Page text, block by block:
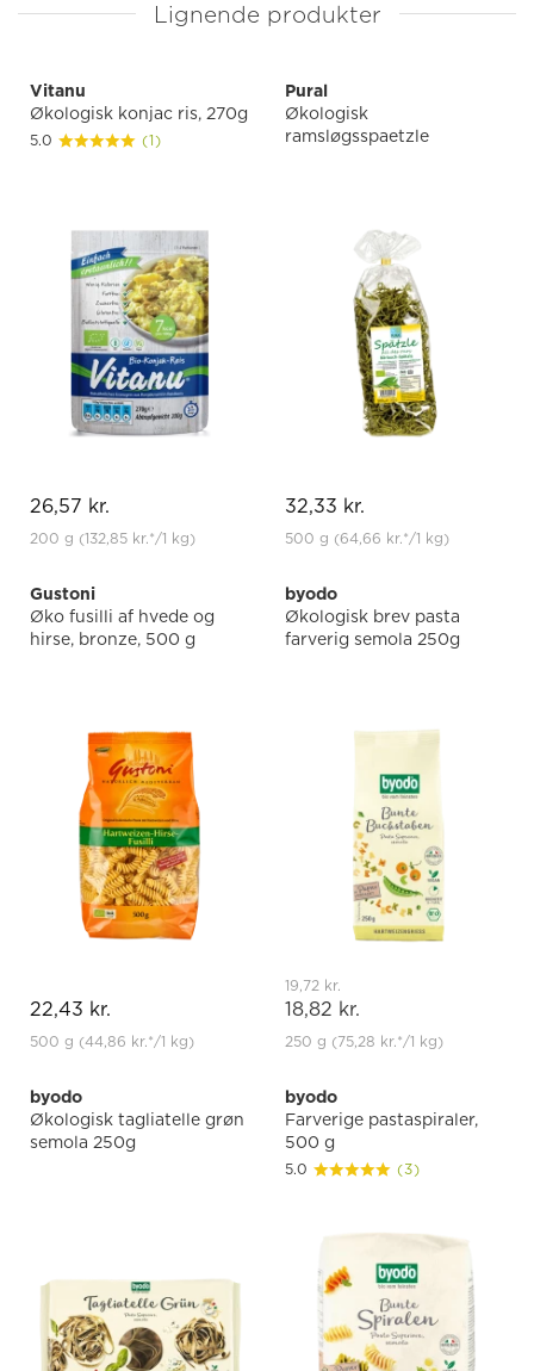
Lignende produkter
Vitanu
Økologisk konjac ris, 270g
5.0 (1)
26,57 kr.
200 g (132,85 kr.*/1 kg)
Pural
Økologisk
ramsløgsspaetzle
32,33 kr.
500 g (64,66 kr.*/1 kg)
Gustoni
Øko fusilli af hvede og
hirse, bronze, 500 g
22,43 kr.
500 g (44,86 kr.*/1 kg)
byodo
Økologisk brev pasta
farverig semola 250g
19,72 kr.
18,82 kr.
250 g (75,28 kr.*/1 kg)
byodo
Økologisk tagliatelle grøn
semola 250g
byodo
Farverige pastaspiraler,
500 g
5.0 (3)